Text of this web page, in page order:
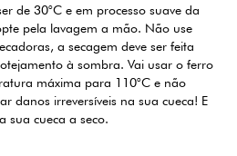
de 30°C e em processo suave da
pela lavagem a mão. Não use
a secagem deve ser feita
à sombra. Vai usar o ferro
máxima para 110°C e não
danos irreversíveis na sua cueca! E
sua cueca a seco.